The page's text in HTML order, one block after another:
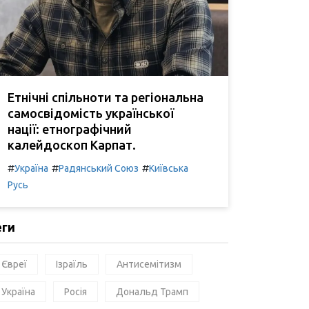
Етнічні спільноти та регіональна
самосвідомість української
нації: етнографічний
калейдоскоп Карпат.
#Україна #Радянський Союз #Київська
Русь
Євреї Ізраїль Антисемітизм
Україна Росія Дональд Трамп